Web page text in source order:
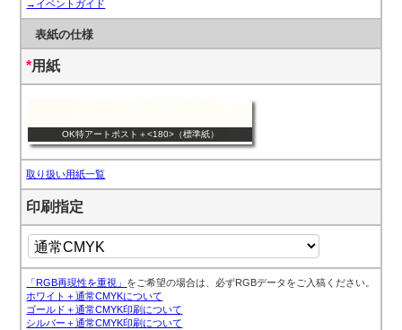
→イベントガイド
表紙の仕様
*用紙
OK特アートポスト＋<180>（標準紙）
取り扱い用紙一覧
印刷指定
「RGB再現性を重視」 をご希望の場合は、必ずRGBデータをご入稿ください。
ホワイト＋通常CMYKについて
ゴールド＋通常CMYK印刷について
シルバー＋通常CMYK印刷について